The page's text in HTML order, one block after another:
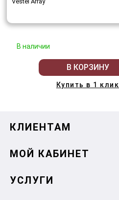
В наличии
В КОРЗИНУ
Купить в 1 клик
КЛИЕНТАМ
МОЙ КАБИНЕТ
УСЛУГИ